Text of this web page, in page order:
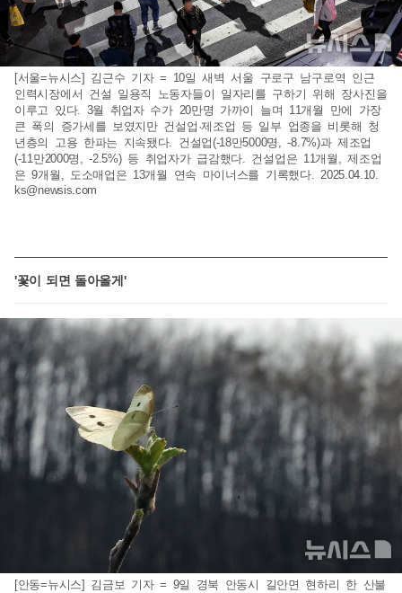
[서울=뉴시스] 김근수 기자 = 10일 새벽 서울 구로구 남구로역 인근
인력시장에서 건설 일용직 노동자들이 일자리를 구하기 위해 장사진을
이루고 있다. 3월 취업자 수가 20만명 가까이 늘며 11개월 만에 가장
큰 폭의 증가세를 보였지만 건설업·제조업 등 일부 업종을 비롯해 청
년층의 고용 한파는 지속됐다. 건설업(-18만5000명, -8.7%)과 제조업
(-11만2000명, -2.5%) 등 취업자가 급감했다. 건설업은 11개월, 제조업
은 9개월, 도소매업은 13개월 연속 마이너스를 기록했다. 2025.04.10.
ks@newsis.com
'꽃이 되면 돌아올게'
[안동=뉴시스] 김금보 기자 = 9일 경북 안동시 길안면 현하리 한 산불